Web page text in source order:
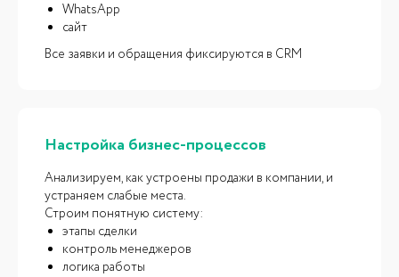
WhatsApp
сайт
Все заявки и обращения фиксируются в CRM
Настройка бизнес-процессов
Анализируем, как устроены продажи в компании, и
устраняем слабые места.
Строим понятную систему:
этапы сделки
контроль менеджеров
логика работы